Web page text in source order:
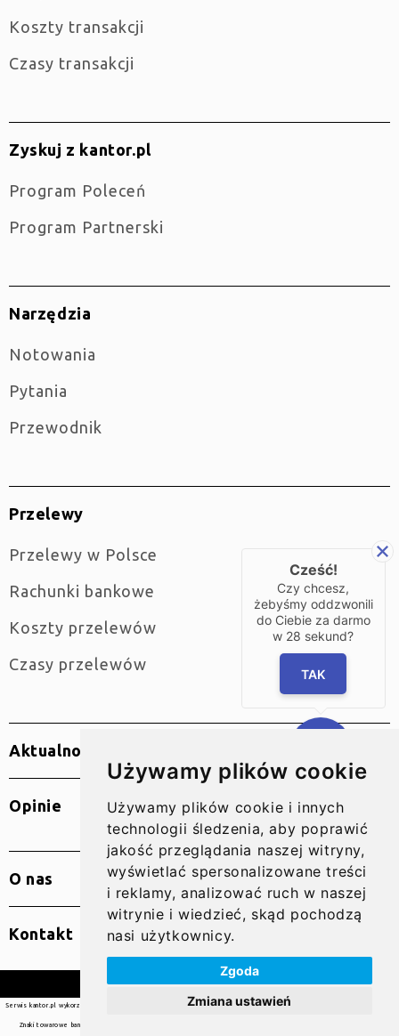
Używamy plików cookie
Używamy plików cookie i innych
technologii śledzenia, aby poprawić
jakość przeglądania naszej witryny,
wyświetlać spersonalizowane treści
i reklamy, analizować ruch w naszej
witrynie i wiedzieć, skąd pochodzą
nasi użytkownicy.
Zgoda
Zmiana ustawień
Koszty transakcji
Czasy transakcji
Zyskuj z kantor.pl
Program Poleceń
Program Partnerski
Narzędzia
Notowania
Pytania
Przewodnik
Przelewy
Przelewy w Polsce
Rachunki bankowe
Koszty przelewów
Czasy przelewów
Aktualności
Opinie
O nas
Kontakt
© 2010 – 2026 SUPER GRUPA PL Sp. z o.o.
Serwis kantor.pl wykorzystuje pliki cookies. Użytkowanie serwisu oznacza zgodę na wykorzystywanie plików cookie. Więcej
Znaki towarowe banków są własnością ich właścicieli, a na stronach Serwisu zostały umieszczone jedynie w celach
Cześć!
Czy chcesz,
żebyśmy oddzwonili
do Ciebie za darmo
w 28 sekund?
TAK